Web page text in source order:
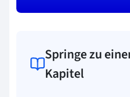
Springe zu
Kapitel